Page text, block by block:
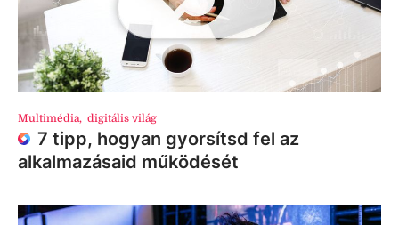
Multimédia, digitális világ
7 tipp, hogyan gyorsítsd fel az
alkalmazásaid működését